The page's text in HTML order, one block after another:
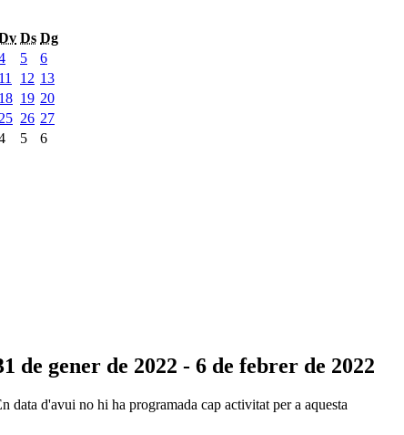
Ds Dg
5
6
11 12 13
18 19 20
25 26 27
5 6
de gener de 2022 - 6 de febrer de 2022
data d'avui no hi ha programada cap activitat per a aquesta